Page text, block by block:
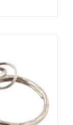
и
гармоника